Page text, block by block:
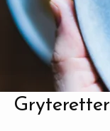
Gryteretter